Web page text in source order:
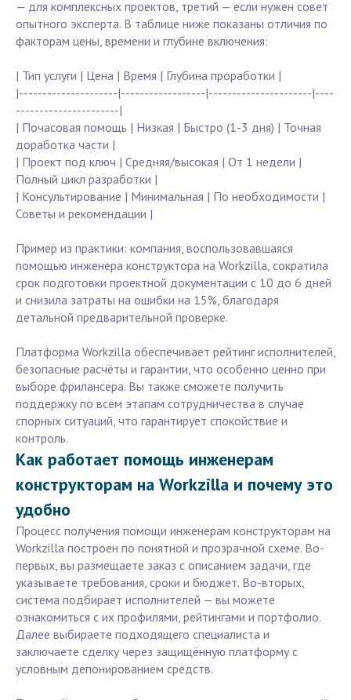
— для комплексных проектов, третий — если нужен совет
опытного эксперта. В таблице ниже показаны отличия по
факторам цены, времени и глубине включения:
| Тип услуги | Цена | Время | Глубина проработки |
|---------------------|------------------|----------------------|----
----------------------|
| Почасовая помощь | Низкая | Быстро (1-3 дня) | Точная
доработка части |
| Проект под ключ | Средняя/высокая | От 1 недели |
Полный цикл разработки |
| Консультирование | Минимальная | По необходимости |
Советы и рекомендации |
Пример из практики: компания, воспользовавшаяся
помощью инженера конструктора на Workzilla, сократила
срок подготовки проектной документации с 10 до 6 дней
и снизила затраты на ошибки на 15%, благодаря
детальной предварительной проверке.
Платформа Workzilla обеспечивает рейтинг исполнителей,
безопасные расчёты и гарантии, что особенно ценно при
выборе фрилансера. Вы также сможете получить
поддержку по всем этапам сотрудничества в случае
спорных ситуаций, что гарантирует спокойствие и
контроль.
Как работает помощь инженерам
конструкторам на Workzilla и почему это
удобно
Процесс получения помощи инженерам конструкторам на
Workzilla построен по понятной и прозрачной схеме. Во-
первых, вы размещаете заказ с описанием задачи, где
указываете требования, сроки и бюджет. Во-вторых,
система подбирает исполнителей — вы можете
ознакомиться с их профилями, рейтингами и портфолио.
Далее выбираете подходящего специалиста и
заключаете сделку через защищённую платформу с
условным депонированием средств.